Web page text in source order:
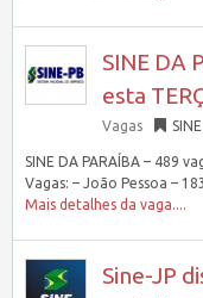
SINE DA
esta
Vagas SINE
SINE DA PARAÍBA – 489
Vagas: – João Pessoa –
Mais detalhes da vaga....
Sine-JP